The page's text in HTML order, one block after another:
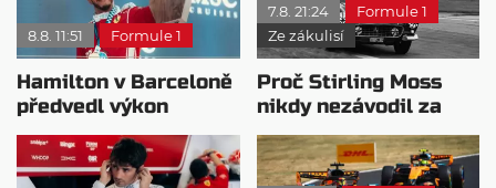
8.8. 11:51 Formule 1
Hamilton v Barceloně
předvedl výkon
pravého šampiona
7.8. 21:24
Formule 1
Ze zákulisí
Proč Stirling Moss
nikdy nezávodil za
Ferrariho